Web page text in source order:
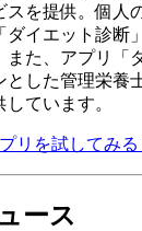
スを提供。個人
ダイエット診断
また、アプリ「
とした管理栄養
ています。
リを試してみる
ース